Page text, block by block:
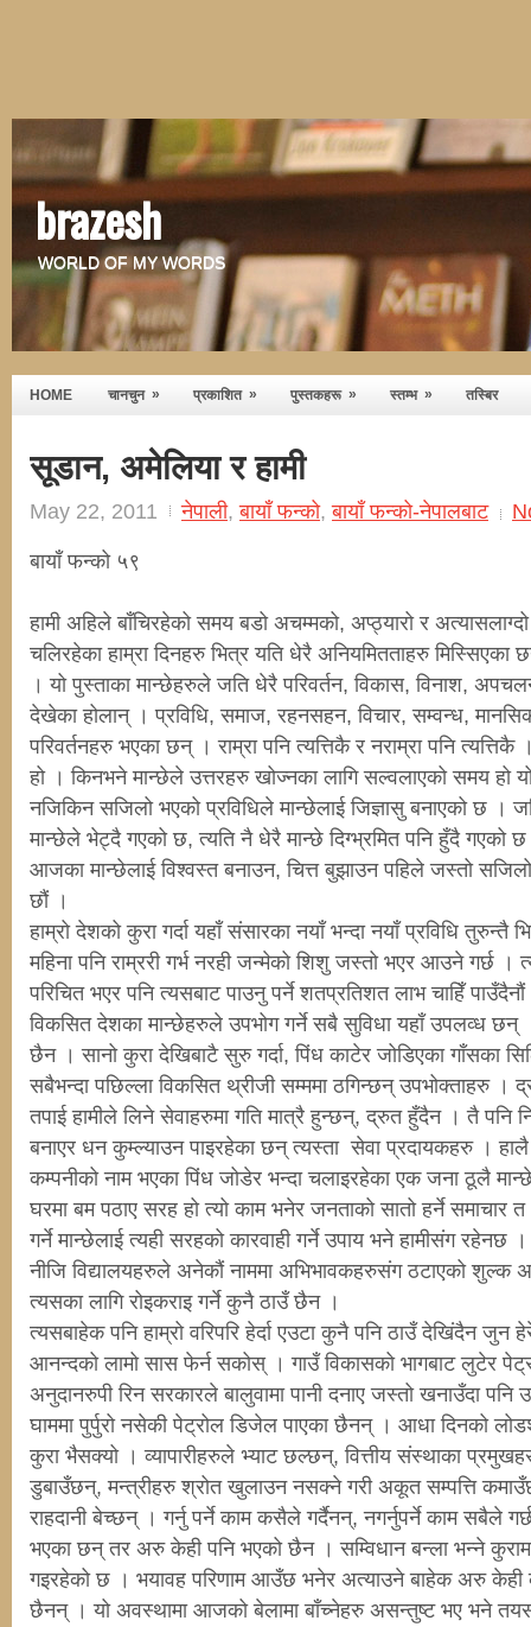
brazesh
WORLD OF MY WORDS
HOME चानचुन » प्रकाशित » पुस्तकहरू » स्तम्भ » तस्बिर
सूडान, अमेलिया र हामी
May 22, 2011 नेपाली,बायाँ फन्को,बायाँ फन्को-नेपालबाट
बायाँ फन्को ५९
हामी अहिले बाँचिरहेको समय बडो अचम्मको, अप्ठ्यारो र
चलिरहेका हाम्रा दिनहरु भित्र यति धेरै अनियमितताहरु
। यो पुस्ताका मान्छेहरुले जति धेरै परिवर्तन, विकास, विनाश,
देखेका होलान् । प्रविधि, समाज, रहनसहन, विचार, सम्वन्ध,
परिवर्तनहरु भएका छन् । राम्रा पनि त्यत्तिकै र नराम्रा पनि
हो । किनभने मान्छेले उत्तरहरु खोज्नका लागि सल्वलाएको समय हो
नजिकिन सजिलो भएको प्रविधिले मान्छेलाई जिज्ञासु बनाएको छ ।
मान्छेले भेट्दै गएको छ, त्यति नै धेरै मान्छे दिग्भ्रमित पनि हुँदै
आजका मान्छेलाई विश्वस्त बनाउन, चित्त बुझाउन पहिले जस्तो
छौं ।
हाम्रो देशको कुरा गर्दा यहाँ संसारका नयाँ भन्दा नयाँ प्रविधि तुरुन्तै
महिना पनि राम्ररी गर्भ नरही जन्मेको शिशु जस्तो भएर आउने गर्छ
परिचित भएर पनि त्यसबाट पाउनु पर्ने शतप्रतिशत लाभ चाहिँ
विकसित देशका मान्छेहरुले उपभोग गर्ने सबै सुविधा यहाँ उपलव्ध छन्
छैन । सानो कुरा देखिबाटै सुरु गर्दा, पिंध काटेर जोडिएका गाँसका
सबैभन्दा पछिल्ला विकसित थ्रीजी सम्ममा ठगिन्छन् उपभोक्ताहरु ।
तपाई हामीले लिने सेवाहरुमा गति मात्रै हुन्छन्, द्रुत हुँदैन । तै पनि
बनाएर धन कुम्ल्याउन पाइरहेका छन् त्यस्ता सेवा प्रदायकहरु । हालै
कम्पनीको नाम भएका पिंध जोडेर भन्दा चलाइरहेका एक जना ठूलै
घरमा बम पठाए सरह हो त्यो काम भनेर जनताको सातो हर्ने समाचार
गर्ने मान्छेलाई त्यही सरहको कारवाही गर्ने उपाय भने हामीसंग रहेनछ ।
नीजि विद्यालयहरुले अनेकौं नाममा अभिभावकहरुसंग ठटाएको शुल्क
त्यसका लागि रोइकराइ गर्ने कुनै ठाउँ छैन ।
त्यसबाहेक पनि हाम्रो वरिपरि हेर्दा एउटा कुनै पनि ठाउँ देखिंदैन
आनन्दको लामो सास फेर्न सकोस् । गाउँ विकासको भागबाट लुटेर
अनुदानरुपी रिन सरकारले बालुवामा पानी दनाए जस्तो खनाउँदा पनि
घाममा पुर्पुरो नसेकी पेट्रोल डिजेल पाएका छैनन् । आधा दिनको
कुरा भैसक्यो । व्यापारीहरुले भ्याट छल्छन्, वित्तीय संस्थाका
डुबाउँछन्, मन्त्रीहरु श्रोत खुलाउन नसक्ने गरी अकूत सम्पत्ति
राहदानी बेच्छन् । गर्नु पर्ने काम कसैले गर्दैनन्, नगर्नुपर्ने काम सबैले
भएका छन् तर अरु केही पनि भएको छैन । सम्विधान बन्ला भन्ने
गइरहेको छ । भयावह परिणाम आउँछ भनेर अत्याउने बाहेक अरु केही
छैनन् । यो अवस्थामा आजको बेलामा बाँच्नेहरु असन्तुष्ट भए भने